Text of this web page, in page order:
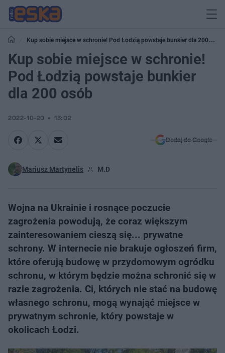
Kup sobie miejsce w schronie! Pod Łodzią powstaje bunkier dla 200
osób
Kup sobie miejsce w schronie!
Pod Łodzią powstaje bunkier
dla 200 osób
2022-10-20 13:02
Dodaj do Google
Mariusz Martynelis M.D
Wojna na Ukrainie i rosnące poczucie
zagrożenia powodują, że coraz większym
zainteresowaniem cieszą się... prywatne
schrony. W internecie nie brakuje ogłoszeń firm,
które oferują budowę w przydomowym ogródku
schronu, w którym będzie można schronić się w
razie zagrożenia. Ci, których nie stać na budowę
własnego schronu, mogą wynająć miejsce w
prywatnym schronie, który powstaje w
okolicach Łodzi.